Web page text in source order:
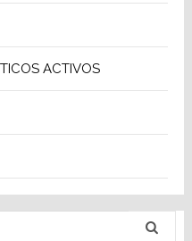
ACTIVOS